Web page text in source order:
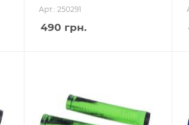
Арт.: 250291
490 грн.